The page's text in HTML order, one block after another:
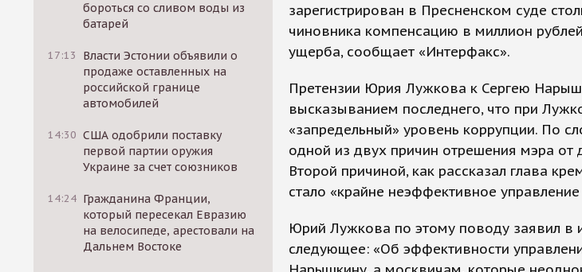
бороться со сливом воды из
батарей
17:13
Власти Эстонии объявили о
продаже оставленных на
российской границе
автомобилей
14:30 США одобрили поставку
первой партии оружия
Украине за счет союзников
14:24 Гражданина Франции,
который пересекал Евразию
на велосипеде, арестовали на
Дальнем Востоке
зарегистрирован в Пресненском суде
чиновника компенсацию в миллион
ущерба, сообщает «Интерфакс».
Претензии Юрия Лужкова к Сергею
высказыванием последнего, что при
«запредельный» уровень коррупции. По
одной из двух причин отрешения мэра от
Второй причиной, как рассказал глава
стало «крайне неэффективное
Юрий Лужкова по этому поводу заявил в
следующее: «Об эффективности